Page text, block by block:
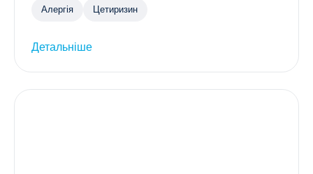
Алергія Цетиризин
Детальніше